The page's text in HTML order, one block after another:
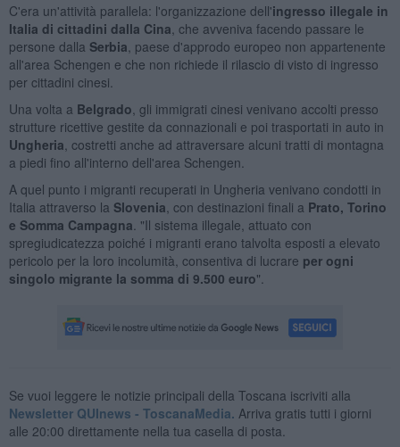
C'era un'attività parallela: l'organizzazione dell'ingresso illegale in
Italia di cittadini dalla Cina , che avveniva facendo passare le
persone dalla Serbia , paese d'approdo europeo non appartenente
all'area Schengen e che non richiede il rilascio di visto di ingresso
per cittadini cinesi.
Una volta a Belgrado , gli immigrati cinesi venivano accolti presso
strutture ricettive gestite da connazionali e poi trasportati in auto in
Ungheria , costretti anche ad attraversare alcuni tratti di montagna
a piedi fino all'interno dell'area Schengen.
A quel punto i migranti recuperati in Ungheria venivano condotti in
Italia attraverso la Slovenia , con destinazioni finali a Prato, Torino
e Somma Campagna . "Il sistema illegale, attuato con
spregiudicatezza poiché i migranti erano talvolta esposti a elevato
pericolo per la loro incolumità, consentiva di lucrare per ogni
singolo migrante la somma di 9.500 euro".
Se vuoi leggere le notizie principali della Toscana iscriviti alla
Newsletter QUInews - ToscanaMedia. Arriva gratis tutti i giorni
alle 20:00 direttamente nella tua casella di posta.